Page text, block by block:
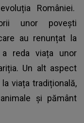
României.
unor povești
au renunțat la
reda viața unor
Un alt aspect
viața tradițională,
și pământ